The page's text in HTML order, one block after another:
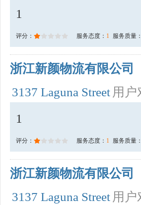
1
评分： 服务态度： 1 服务质量：
浙江新颜物流有限公司
3137 Laguna Street 用
1
评分： 服务态度： 1 服务质量：
浙江新颜物流有限公司
3137 Laguna Street 用